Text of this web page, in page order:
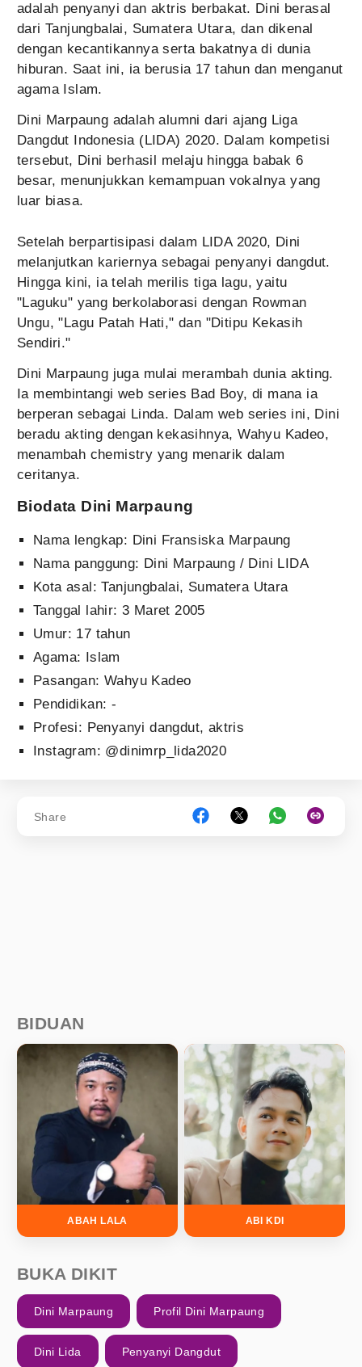
adalah penyanyi dan aktris berbakat. Dini berasal
dari Tanjungbalai, Sumatera Utara, dan dikenal
dengan kecantikannya serta bakatnya di dunia
hiburan. Saat ini, ia berusia 17 tahun dan menganut
agama Islam.
Dini Marpaung adalah alumni dari ajang Liga
Dangdut Indonesia (LIDA) 2020. Dalam kompetisi
tersebut, Dini berhasil melaju hingga babak 6
besar, menunjukkan kemampuan vokalnya yang
luar biasa.
Setelah berpartisipasi dalam LIDA 2020, Dini
melanjutkan kariernya sebagai penyanyi dangdut.
Hingga kini, ia telah merilis tiga lagu, yaitu
"Laguku" yang berkolaborasi dengan Rowman
Ungu, "Lagu Patah Hati," dan "Ditipu Kekasih
Sendiri."
Dini Marpaung juga mulai merambah dunia akting.
Ia membintangi web series Bad Boy, di mana ia
berperan sebagai Linda. Dalam web series ini, Dini
beradu akting dengan kekasihnya, Wahyu Kadeo,
menambah chemistry yang menarik dalam
ceritanya.
Biodata Dini Marpaung
Nama lengkap: Dini Fransiska Marpaung
Nama panggung: Dini Marpaung / Dini LIDA
Kota asal: Tanjungbalai, Sumatera Utara
Tanggal lahir: 3 Maret 2005
Umur: 17 tahun
Agama: Islam
Pasangan: Wahyu Kadeo
Pendidikan: -
Profesi: Penyanyi dangdut, aktris
Instagram: @dinimrp_lida2020
Share
BIDUAN
ABAH LALA ABI KDI
BUKA DIKIT
Dini Marpaung Profil Dini Marpaung
Dini Lida Penyanyi Dangdut